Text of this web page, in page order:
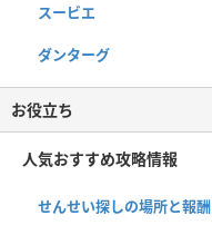
スービエ
ダンターグ
お役立ち
人気おすすめ攻略情報
せんせい探しの場所と報酬